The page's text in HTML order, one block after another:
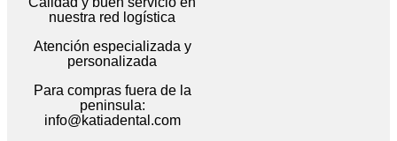
nuestra red logística
Atención especializada y
personalizada
Para compras fuera de la
peninsula:
info@katiadental.com